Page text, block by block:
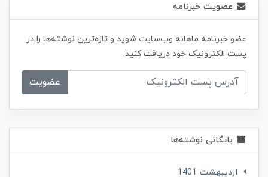
عضویت خبرنامه
عضو خبرنامه ماهانه وب‌سایت شوید و تازه‌ترین نوشته‌ها را در
پست الکترونیک خود دریافت کنید.
عضویت
بایگانی نوشته‌ها
ارديبهشت 1401